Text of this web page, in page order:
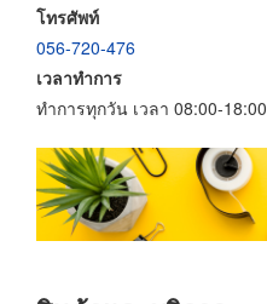
โทรศัพท์
056-720-476
เวลาทำการ
ทำการทุกวัน เวลา 08:00-18:00